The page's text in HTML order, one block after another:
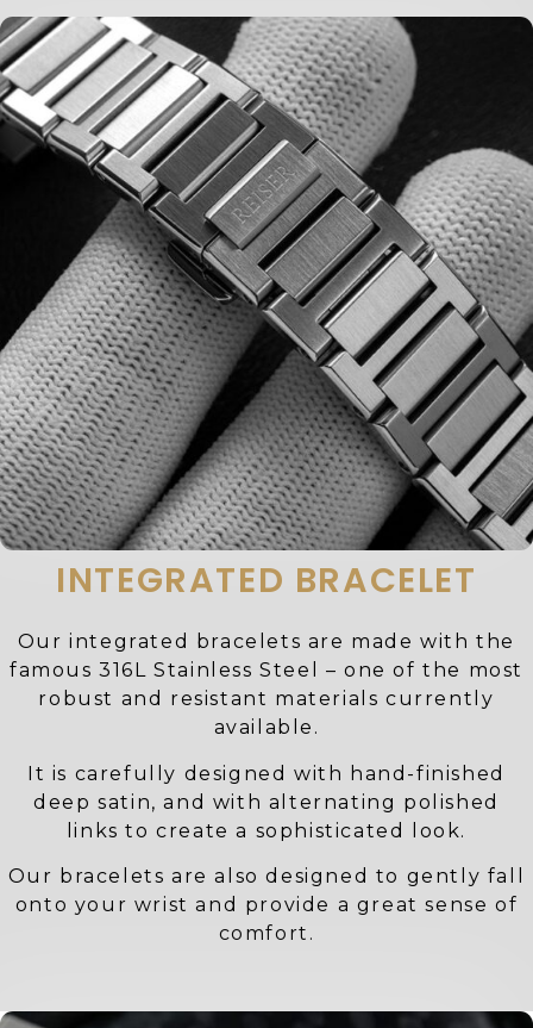
INTEGRATED BRACELET
Our integrated bracelets are made with the
famous 316L Stainless Steel – one of the most
robust and resistant materials currently
available.
It is carefully designed with hand-finished
deep satin, and with alternating polished
links to create a sophisticated look.
Our bracelets are also designed to gently fall
onto your wrist and provide a great sense of
comfort.